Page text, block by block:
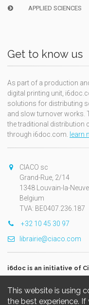
This website is using
the best experience.
APPLIED SCIENCES
Get to know us
As part of a production
digital printing unit,
solutions for distributing
and slow turnover works.
the traditional distribution
through i6doc.com.
learn
CIACO sc
Grand-Rue, 2/14
1348 Louvain-la-Neuve
Belgium
TVA: BE0407.236.187
+32 10 45 30 97
librairie@ciaco.com
i6doc is an initiative of